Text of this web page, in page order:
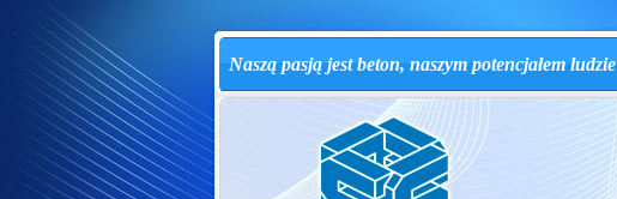
Naszą pasją jest beton, naszym potencjałem ludzie